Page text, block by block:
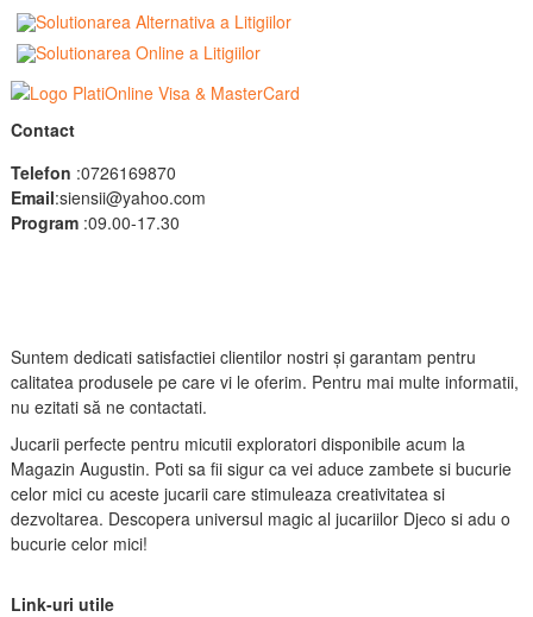
Contact
Telefon :0726169870
Email:siensii@yahoo.com
Program:09.00-17.30
Suntem dedicati satisfactiei clientilor nostri și garantam pentru
calitatea produsele pe care vi le oferim. Pentru mai multe informatii,
nu ezitati să ne contactati.
Jucarii perfecte pentru micutii exploratori disponibile acum la
Magazin Augustin. Poti sa fii sigur ca vei aduce zambete si bucurie
celor mici cu aceste jucarii care stimuleaza creativitatea si
dezvoltarea. Descopera universul magic al jucariilor Djeco si adu o
bucurie celor mici!
Link-uri utile